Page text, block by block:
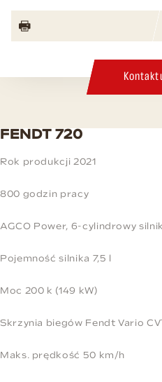
FENDT 720
Rok produkcji 2021
800 godzin pracy
AGCO Power, 6-cylindrowy
Pojemność silnika 7,5 l
Moc 200 k (149 kW)
Skrzynia biegów Fendt Vario
Maks. prędkość 50 km/h